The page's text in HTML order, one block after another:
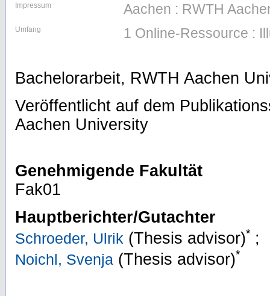
Impressum Aachen : RWTH
Umfang 1 Online-Ressource :
Bachelorarbeit, RWTH Aachen
Veröffentlicht auf dem
Aachen University
Genehmigende Fakultät
Fak01
Hauptberichter/Gutachter
Schroeder, Ulrik (Thesis advisor)* ;
Noichl, Svenja (Thesis advisor)*